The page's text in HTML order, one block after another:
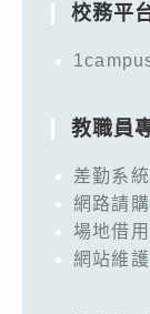
校務平
教職員
差勤系統
網路請
場地借
網站維